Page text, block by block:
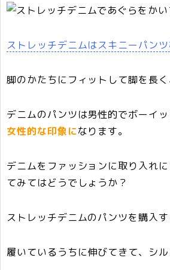
ストレッチデニムはスキニーパン
脚のかたちにフィットして脚を長
デニムのパンツは男性的でボーイ
女性的な印象になります。
デニムをファッションに取り入れ
てみてはどうでしょうか？
ストレッチデニムのパンツを購入
履いているうちに伸びてきて、シ